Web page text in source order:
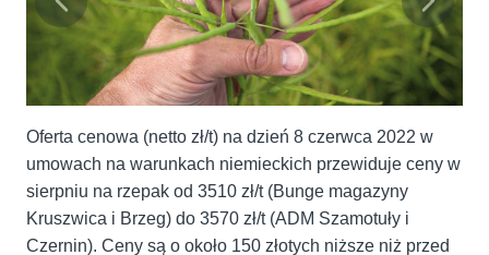
Oferta cenowa (netto zł/t) na dzień 8 czerwca 2022 w
umowach na warunkach niemieckich przewiduje ceny w
sierpniu na rzepak od 3510 zł/t (Bunge magazyny
Kruszwica i Brzeg) do 3570 zł/t (ADM Szamotuły i
Czernin). Ceny są o około 150 złotych niższe niż przed